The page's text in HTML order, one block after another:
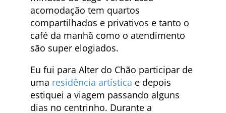
acomodação tem quartos
compartilhados e privativos e tanto o
café da manhã como o atendimento
são super elogiados.
Eu fui para Alter do Chão participar de
uma residência artística e depois
estiquei a viagem passando alguns
dias no centrinho. Durante a